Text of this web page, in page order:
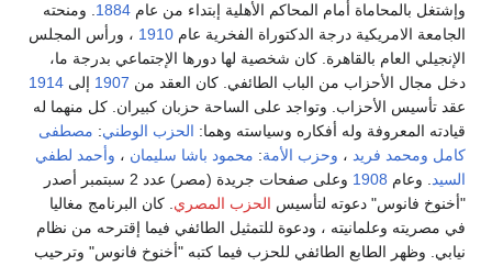
وإشتغل بالمحاماة أمام المحاكم الأهلية إبتداء من عام 1884 . ومنحته
الجامعة الامريكية درجة الدكتوراة الفخرية عام 1910 ، ورأس المجلس
الإنجيلي العام بالقاهرة. كان شخصية لها دورها الإجتماعي بدرجة ما،
دخل مجال الأحزاب من الباب الطائفي. كان العقد من 1907 إلى 1914
عقد تأسيس الأحزاب. وتواجد على الساحة حزبان كبيران. كل منهما له
قيادته المعروفة وله أفكاره وسياسته وهما: الحزب الوطني: مصطفى
كامل ومحمد فريد ، وحزب الأمة: محمود باشا سليمان ، وأحمد لطفي
السيد
. وعام 1908
وعلى صفحات جريدة (مصر) عدد 2 سبتمبر أصدر
"أخنوخ فانوس" دعوته لتأسيس الحزب المصري . كان البرنامج مغاليا
في مصريته وعلمانيته ، ودعوة للتمثيل الطائفي فيما إقترحه من نظام
نيابي. وظهر الطابع الطائفي للحزب فيما كتبه "أخنوخ فانوس" وترحيب